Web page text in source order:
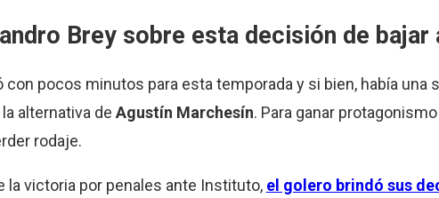
Brey sobre esta decisión de bajar
con pocos minutos para esta temporada y si bien, había una
alternativa de Agustín Marchesín. Para ganar
rodaje.
la victoria por penales ante Instituto, el golero brindó sus